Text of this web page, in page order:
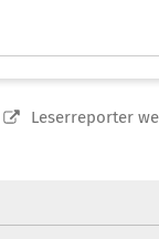
Leserreporter